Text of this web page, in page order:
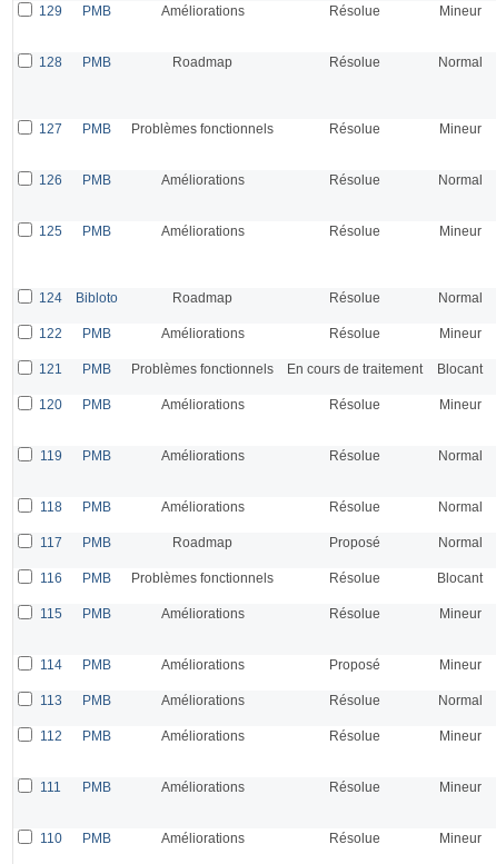
129 PMB Améliorations Résolue Mineur
128 PMB Roadmap Résolue Normal
127 PMB Problèmes fonctionnels Résolue Mineur
126 PMB Améliorations Résolue Normal
125 PMB Améliorations Résolue Mineur
124 Bibloto Roadmap Résolue Normal
122 PMB Améliorations Résolue Mineur
121 PMB Problèmes fonctionnels En cours de traitement Blocant
120 PMB Améliorations Résolue Mineur
119 PMB Améliorations Résolue Normal
118 PMB Améliorations Résolue Normal
117 PMB Roadmap Proposé Normal
116 PMB Problèmes fonctionnels Résolue Blocant
115 PMB Améliorations Résolue Mineur
114 PMB Améliorations Proposé Mineur
113 PMB Améliorations Résolue Normal
112 PMB Améliorations Résolue Mineur
111 PMB Améliorations Résolue Mineur
110 PMB Améliorations Résolue Mineur